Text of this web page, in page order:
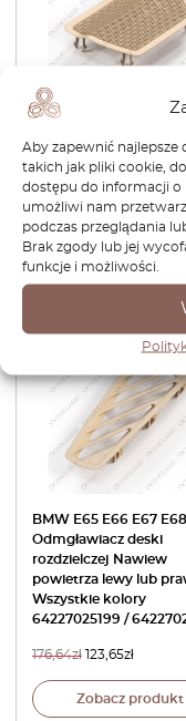
Aby zapewnić
takich jak pliki cookie,
dostępu do informacji o
umożliwi nam
podczas przeglądania
Brak zgody lub jej
funkcje i możliwości.
głośnika centralnego
rozdzielczej Wszystkie
826104207
259,44 zł 181,61zł
Zobacz produkt
BMW E65 E66 E67 E68
Odmgławiacz deski
rozdzielczej Nawiew
powietrza lewy lub
Wszystkie kolory
64227025199 /
176,64zł 123,65zł
Zobacz produkt